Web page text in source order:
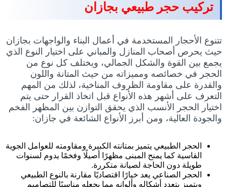
تركيب حجر طبيعي بجازان
تتنوع الأحجار المستخدمة في أعمال البناء والواجهات بجازان
حيث يحرص أصحاب المنازل والمباني على اختيار النوع الذي
يجمع بين القوة والشكل الجمالي، ويختلف كل نوع من
الحجر في خصائصه ومميزاته من حيث المتانة واللون
والقدرة على مقاومة الظروف المناخية، لذلك من المهم
التعرف على أشهر هذه الأنواع قبل اتخاذ القرار حتى يتم
اختيار الحجر الأنسب الذي يحقق التوازن بين المظهر الفخم
والجودة العالية، ومن أبرز الأنواع الشائعة في جازان:
الحجر الطبيعي يتميز بمتانته الكبيرة ومقاومته للعوامل الجوية
القاسية كما يمنح المبنى مظهرًا أصيلًا وفخمًا يدوم لسنوات
طويلة دون الحاجة لصيانة متكررة.
الحجر الصناعي يعد خيارًا اقتصاديًا مقارنة بالنوع الطبيعي
ويتميز بتعدد أشكاله وألوانه مما يجعله مناسبًا للتصاميم